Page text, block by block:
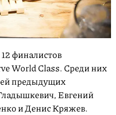
финалистов
World Class. Среди них
предыдущих
Евгений
и Денис Кряжев.